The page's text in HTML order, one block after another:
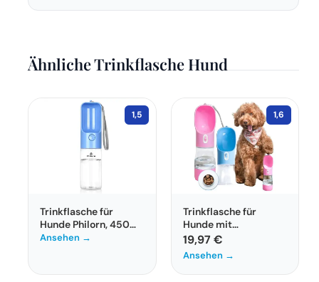
spülmaschinenfest, was die Pflege erleichtert und
Ähnliche Trinkflasche Hund
1,5
Trinkflasche für
Hunde Philorn, 450
ml, auslaufsicher und
Ansehen →
1,6
Trinkflasche für
Hunde mit
integriertem
Leckerli-Behälter
460ml
19,97 €
Ansehen →